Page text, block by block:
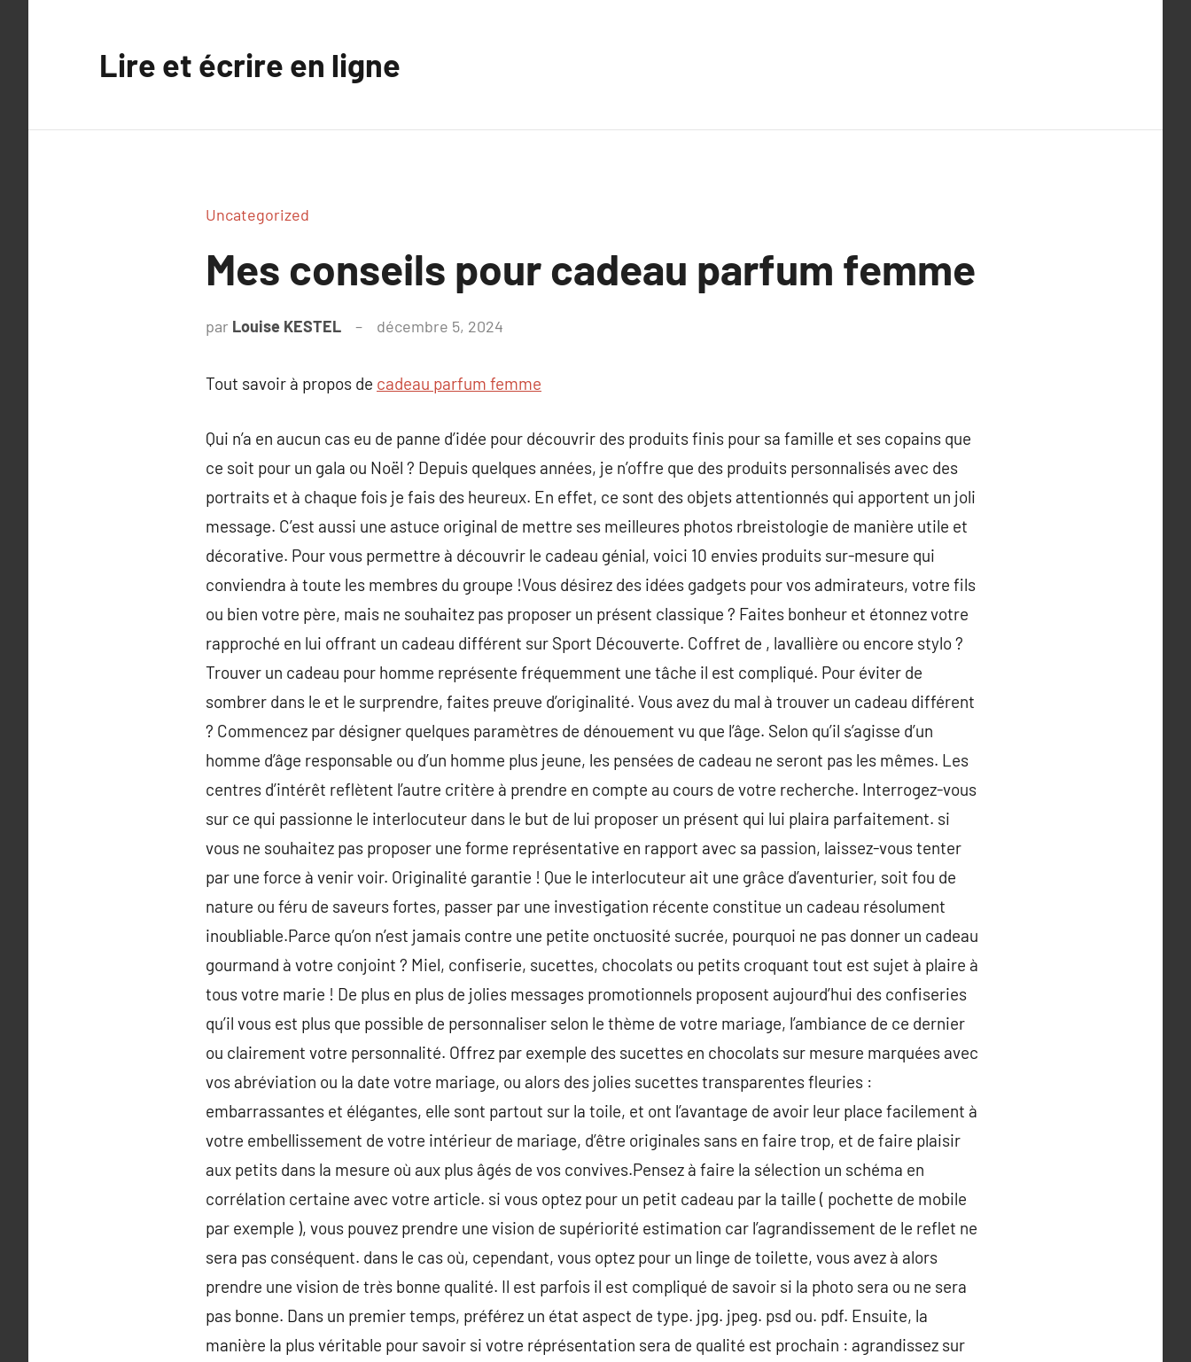
Lire et écrire en ligne
Uncategorized
Mes conseils pour cadeau parfum femme
par Louise KESTEL décembre 5, 2024
Tout savoir à propos de cadeau parfum femme
Qui n’a en aucun cas eu de panne d’idée pour découvrir des produits finis pour sa famille et ses copains que
ce soit pour un gala ou Noël ? Depuis quelques années, je n’offre que des produits personnalisés avec des
portraits et à chaque fois je fais des heureux. En effet, ce sont des objets attentionnés qui apportent un joli
message. C’est aussi une astuce original de mettre ses meilleures photos rbreistologie de manière utile et
décorative. Pour vous permettre à découvrir le cadeau génial, voici 10 envies produits sur-mesure qui
conviendra à toute les membres du groupe !Vous désirez des idées gadgets pour vos admirateurs, votre fils
ou bien votre père, mais ne souhaitez pas proposer un présent classique ? Faites bonheur et étonnez votre
rapproché en lui offrant un cadeau différent sur Sport Découverte. Coffret de , lavallière ou encore stylo ?
Trouver un cadeau pour homme représente fréquemment une tâche il est compliqué. Pour éviter de
sombrer dans le et le surprendre, faites preuve d’originalité. Vous avez du mal à trouver un cadeau différent
? Commencez par désigner quelques paramètres de dénouement vu que l’âge. Selon qu’il s’agisse d’un
homme d’âge responsable ou d’un homme plus jeune, les pensées de cadeau ne seront pas les mêmes. Les
centres d’intérêt reflètent l’autre critère à prendre en compte au cours de votre recherche. Interrogez-vous
sur ce qui passionne le interlocuteur dans le but de lui proposer un présent qui lui plaira parfaitement. si
vous ne souhaitez pas proposer une forme représentative en rapport avec sa passion, laissez-vous tenter
par une force à venir voir. Originalité garantie ! Que le interlocuteur ait une grâce d’aventurier, soit fou de
nature ou féru de saveurs fortes, passer par une investigation récente constitue un cadeau résolument
inoubliable.Parce qu’on n’est jamais contre une petite onctuosité sucrée, pourquoi ne pas donner un cadeau
gourmand à votre conjoint ? Miel, confiserie, sucettes, chocolats ou petits croquant tout est sujet à plaire à
tous votre marie ! De plus en plus de jolies messages promotionnels proposent aujourd’hui des confiseries
qu’il vous est plus que possible de personnaliser selon le thème de votre mariage, l’ambiance de ce dernier
ou clairement votre personnalité. Offrez par exemple des sucettes en chocolats sur mesure marquées avec
vos abréviation ou la date votre mariage, ou alors des jolies sucettes transparentes fleuries :
embarrassantes et élégantes, elle sont partout sur la toile, et ont l’avantage de avoir leur place facilement à
votre embellissement de votre intérieur de mariage, d’être originales sans en faire trop, et de faire plaisir
aux petits dans la mesure où aux plus âgés de vos convives.Pensez à faire la sélection un schéma en
corrélation certaine avec votre article. si vous optez pour un petit cadeau par la taille ( pochette de mobile
par exemple ), vous pouvez prendre une vision de supériorité estimation car l’agrandissement de le reflet ne
sera pas conséquent. dans le cas où, cependant, vous optez pour un linge de toilette, vous avez à alors
prendre une vision de très bonne qualité. Il est parfois il est compliqué de savoir si la photo sera ou ne sera
pas bonne. Dans un premier temps, préférez un état aspect de type. jpg. jpeg. psd ou. pdf. Ensuite, la
manière la plus véritable pour savoir si votre réprésentation sera de qualité est prochain : agrandissez sur